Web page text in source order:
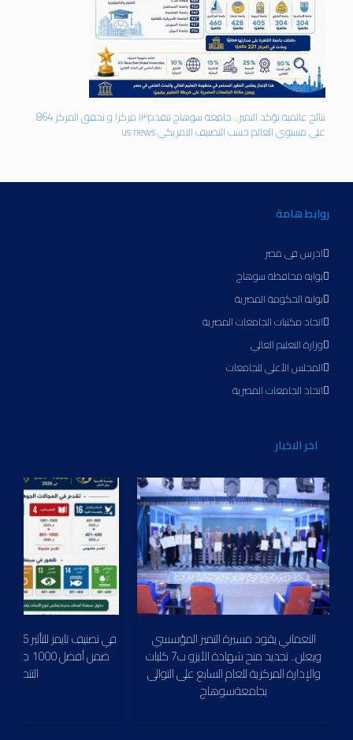
نتائج عالمية تؤكد التميز.. جامعة سوهاج تتقدم١٣ مركزا و تحقق المركز 864
علي مستوي العالم حسب التصنيف الامريكي us news
روابط هامة
ادرس فى مصر
بوابة محافظة سوهاج
بوابة الحكومة المصرية
اتحاد مكتبات الجامعات المصرية
وزارة التعليم العالي
المجلس الأعلي للجامعات
اتحاد الجامعات المصرية
اخر الاخبار
النعماني يقود مسيرة التميز المؤسسي
ويعلن.. تجديد منح شهادة الأيزو ب7 كليات
والإدارة المركزية للعام السابع على التوالى
بجامعةسوهاج
ضمن أفضل
التنموي